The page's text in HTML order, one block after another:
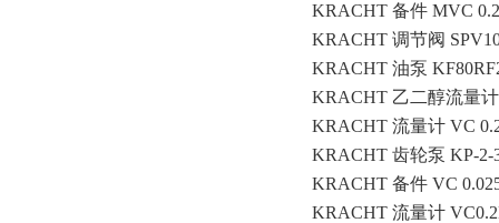
KRACHT 备件 MVC
KRACHT 调节阀
KRACHT 油泵
KRACHT 乙二醇流量计
KRACHT 流量计 VC
KRACHT 齿轮泵 KP-2-
KRACHT 备件 VC
KRACHT 流量计